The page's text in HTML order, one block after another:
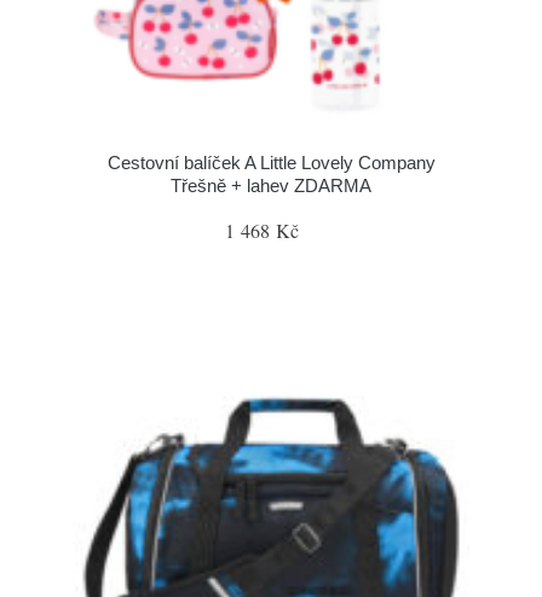
Cestovní balíček A Little Lovely Company
Třešně + lahev ZDARMA
1 468 Kč